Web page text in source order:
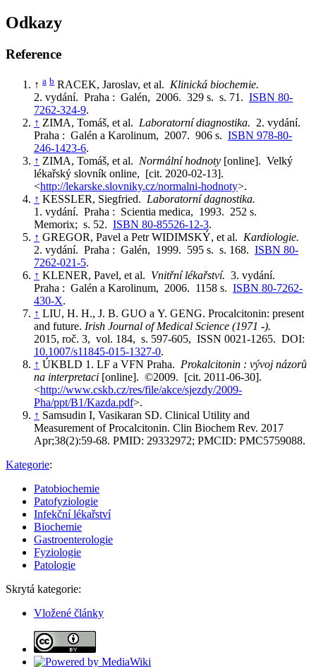
Odkazy
Reference
↑ a b RACEK, Jaroslav, et al. Klinická biochemie.
2. vydání. Praha : Galén, 2006. 329 s. s. 71. ISBN 80-
7262-324-9.
↑ ZIMA, Tomáš, et al. Laboratorní diagnostika. 2. vydání.
Praha : Galén a Karolinum, 2007. 906 s. ISBN 978-80-
246-1423-6.
↑ ZIMA, Tomáš, et al. Normální hodnoty [online]. Velký
lékařský slovník online, [cit. 2020-02-13].
<http://lekarske.slovniky.cz/normalni-hodnoty>.
↑ KESSLER, Siegfried. Laboratorní dagnostika.
1. vydání. Praha : Scientia medica, 1993. 252 s.
Memorix; s. 52. ISBN 80-85526-12-3.
↑ GREGOR, Pavel a Petr WIDIMSKÝ, et al. Kardiologie.
2. vydání. Praha : Galén, 1999. 595 s. s. 168. ISBN 80-
7262-021-5.
↑ KLENER, Pavel, et al. Vnitřní lékařství. 3. vydání.
Praha : Galén a Karolinum, 2006. 1158 s. ISBN 80-7262-
430-X.
↑ LIU, H. H., J. B. GUO a Y. GENG. Procalcitonin: present
and future. Irish Journal of Medical Science (1971 -).
2015, roč. 3, vol. 184, s. 597-605, ISSN 0021-1265. DOI:
10.1007/s11845-015-1327-0.
↑ ÚKBLD 1. LF a VFN Praha. Prokalcitonin : vývoj názorů
na interpretaci [online]. ©2009. [cit. 2011-06-30].
<http://www.cskb.cz/res/file/akce/sjezdy/2009-
Pha/ppt/B1/Kazda.pdf>.
↑ Samsudin I, Vasikaran SD. Clinical Utility and
Measurement of Procalcitonin. Clin Biochem Rev. 2017
Apr;38(2):59-68. PMID: 29332972; PMCID: PMC5759088.
Kategorie:
Patobiochemie
Patofyziologie
Infekční lékařství
Biochemie
Gastroenterologie
Fyziologie
Patologie
Skrytá kategorie:
Vložené články